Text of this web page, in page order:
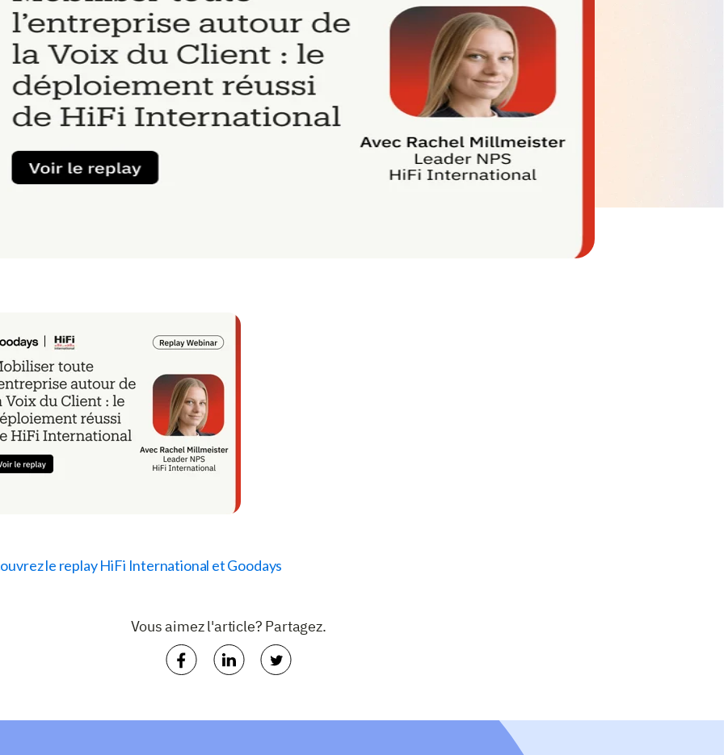
le replay HiFi International et Goodays
Vous aimez l'article? Partagez.